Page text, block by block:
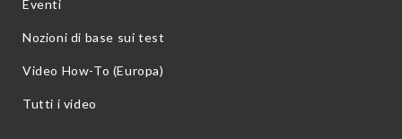
Eventi
Nozioni di base sui test
Video How-To (Europa)
Tutti i video